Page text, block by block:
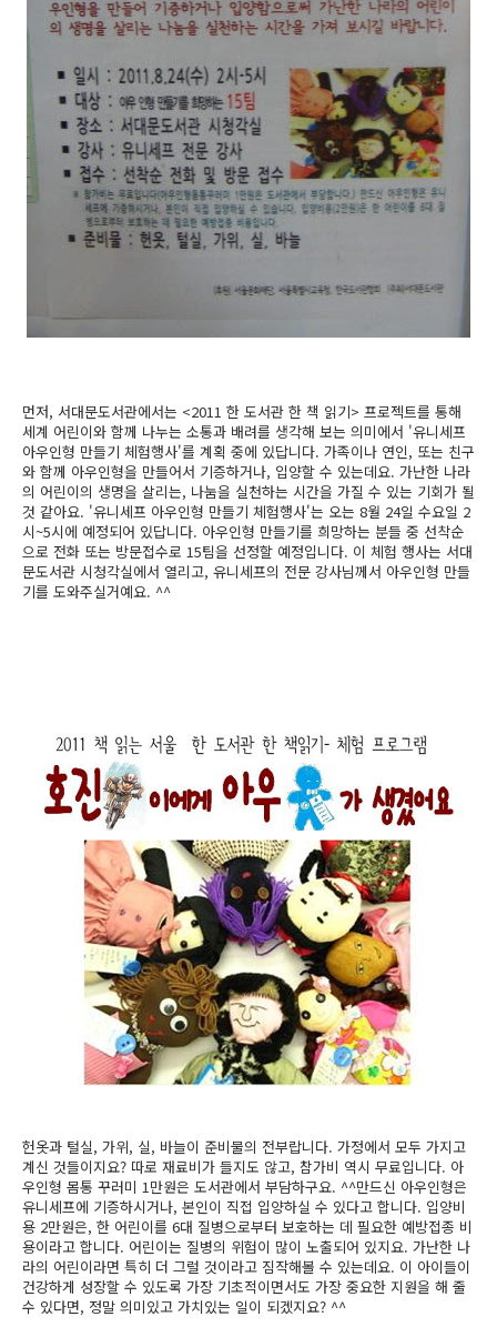
먼저, 서대문도서관에서는 <2011 한 도서관 한 책 읽기> 프로젝트를 통해
세계 어린이와 함께 나누는 소통과 배려를 생각해 보는 의미에서 '유니세프
아우인형 만들기 체험행사'를 계획 중에 있답니다. 가족이나 연인, 또는 친구
와 함께 아우인형을 만들어서 기증하거나, 입양할 수 있는데요. 가난한 나라
의 어린이의 생명을 살리는, 나눔을 실천하는 시간을 가질 수 있는 기회가 될
것 같아요. '유니세프 아우인형 만들기 체험행사'는 오는 8월 24일 수요일 2
시~5시에 예정되어 있답니다. 아우인형 만들기를 희망하는 분들 중 선착순
으로 전화 또는 방문접수로 15팀을 선정할 예정입니다. 이 체험 행사는 서대
문도서관 시청각실에서 열리고, 유니세프의 전문 강사님께서 아우인형 만들
기를 도와주실거예요. ^^
헌옷과 털실, 가위, 실, 바늘이 준비물의 전부랍니다. 가정에서 모두 가지고
계신 것들이지요? 따로 재료비가 들지도 않고, 참가비 역시 무료입니다. 아
우인형 몸통 꾸러미 1만원은 도서관에서 부담하구요. ^^만드신 아우인형은
유니세프에 기증하시거나, 본인이 직접 입양하실 수 있다고 합니다. 입양비
용 2만원은, 한 어린이를 6대 질병으로부터 보호하는 데 필요한 예방접종 비
용이라고 합니다. 어린이는 질병의 위험이 많이 노출되어 있지요. 가난한 나
라의 어린이라면 특히 더 그럴 것이라고 짐작해볼 수 있는데요. 이 아이들이
건강하게 성장할 수 있도록 가장 기초적이면서도 가장 중요한 지원을 해 줄
수 있다면, 정말 의미있고 가치있는 일이 되겠지요? ^^